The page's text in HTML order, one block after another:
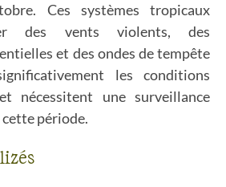
Ces systèmes tropicaux
des vents violents, des
et des ondes de tempête
les conditions
nécessitent une surveillance
période.